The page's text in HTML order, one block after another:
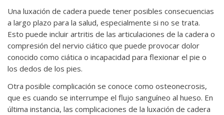
Una luxación de cadera puede tener posibles consecuencias
a largo plazo para la salud, especialmente si no se trata.
Esto puede incluir artritis de las articulaciones de la cadera o
compresión del nervio ciático que puede provocar dolor
conocido como ciática o incapacidad para flexionar el pie o
los dedos de los pies.
Otra posible complicación se conoce como osteonecrosis,
que es cuando se interrumpe el flujo sanguíneo al hueso. En
última instancia, las complicaciones de la luxación de cadera